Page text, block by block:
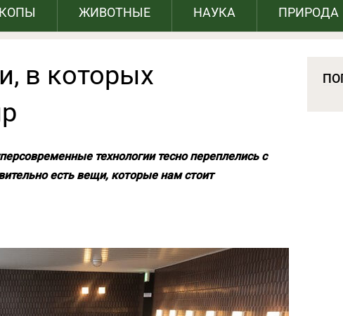
ЖИВОТНЫЕ НАУКА ПРИРОДА
в которых
технологии тесно переплелись с
есть вещи, которые нам стоит